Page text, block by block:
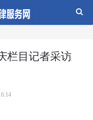
栏目记者采访